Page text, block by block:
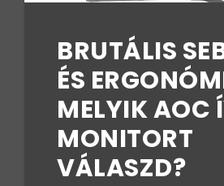
BRUTÁLIS
ÉS
MELYIK AOC
MONITORT
VÁLASZD?